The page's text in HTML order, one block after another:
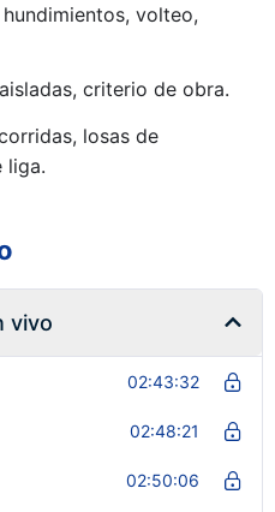
volteo,
criterio de obra.
losas de
liga.
vivo
02:43:32
02:48:21
02:50:06